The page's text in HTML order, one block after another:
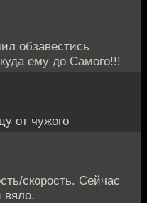
обзавестись
ему до Самого!!!
от чужого
скорость. Сейчас
вяло.